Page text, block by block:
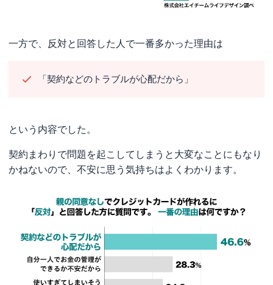
一方で、反対と回答した人で一番多かった理由は
「契約などのトラブルが心配だから」
という内容でした。
契約まわりで問題を起こしてしまうと大変なことにもなり
かねないので、不安に思う気持ちはよくわかります。